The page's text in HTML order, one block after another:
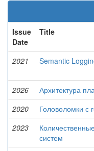
Issue
Date
Title
2021 Semantic
2026
Архитектура
2020
Головоломки с
2023
систем